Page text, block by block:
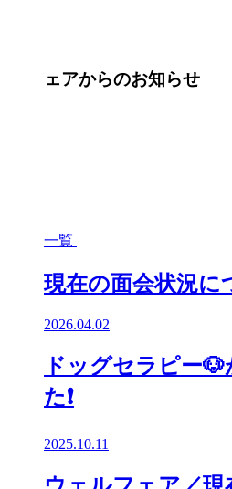
ェアからのお知らせ
一覧
現在の面会状況に
2026.04.02
ドッグセラピー
た❗
2025.10.11